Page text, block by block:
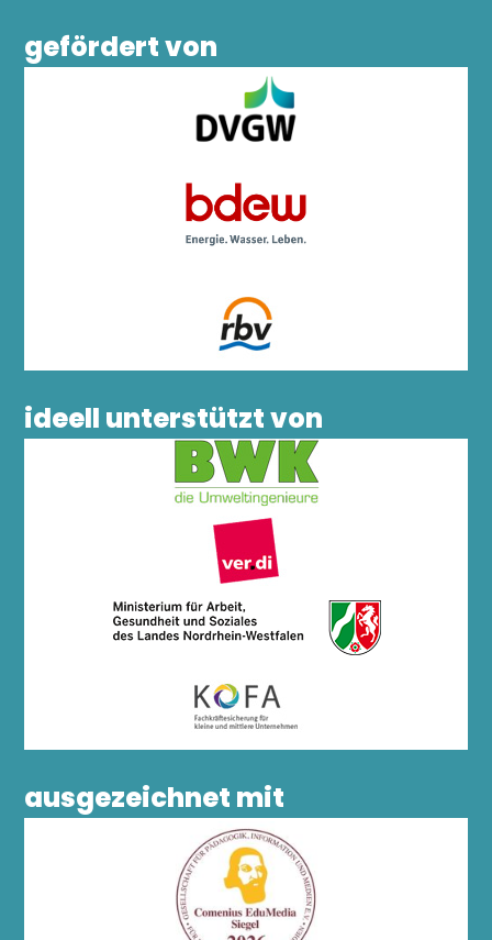
gefördert von
ideell unterstützt von
ausgezeichnet mit